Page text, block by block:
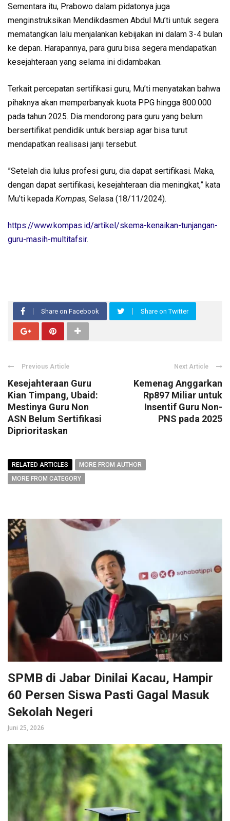
Sementara itu, Prabowo dalam pidatonya juga
menginstruksikan Mendikdasmen Abdul Mu’ti untuk segera
mematangkan lalu menjalankan kebijakan ini dalam 3-4 bulan
ke depan. Harapannya, para guru bisa segera mendapatkan
kesejahteraan yang selama ini didambakan.
Terkait percepatan sertifikasi guru, Mu’ti menyatakan bahwa
pihaknya akan memperbanyak kuota PPG hingga 800.000
pada tahun 2025. Dia mendorong para guru yang belum
bersertifikat pendidik untuk bersiap agar bisa turut
mendapatkan realisasi janji tersebut.
”Setelah dia lulus profesi guru, dia dapat sertifikasi. Maka,
dengan dapat sertifikasi, kesejahteraan dia meningkat,” kata
Mu’ti kepada Kompas, Selasa (18/11/2024).
https://www.kompas.id/artikel/skema-kenaikan-tunjangan-
guru-masih-multitafsir.
Share on Facebook Share on Twitter
Previous Article
Kesejahteraan Guru
Kian Timpang, Ubaid:
Mestinya Guru Non
ASN Belum Sertifikasi
Diprioritaskan
Next Article
Kemenag Anggarkan
Rp897 Miliar untuk
Insentif Guru Non-
PNS pada 2025
RELATED ARTICLES
MORE FROM AUTHOR
MORE FROM CATEGORY
SPMB di Jabar Dinilai Kacau, Hampir
60 Persen Siswa Pasti Gagal Masuk
Sekolah Negeri
Juni 25, 2026